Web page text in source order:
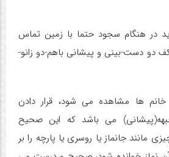
در هنگام سجود حتما با زمین تماس
دو دست-بینی و پیشانی باهم-دو زانو-
خانم ها مشاهده می شود، قرار دادن
می باشد که این صحیح
مانند جانماز یا روسری یا پارچه را بر